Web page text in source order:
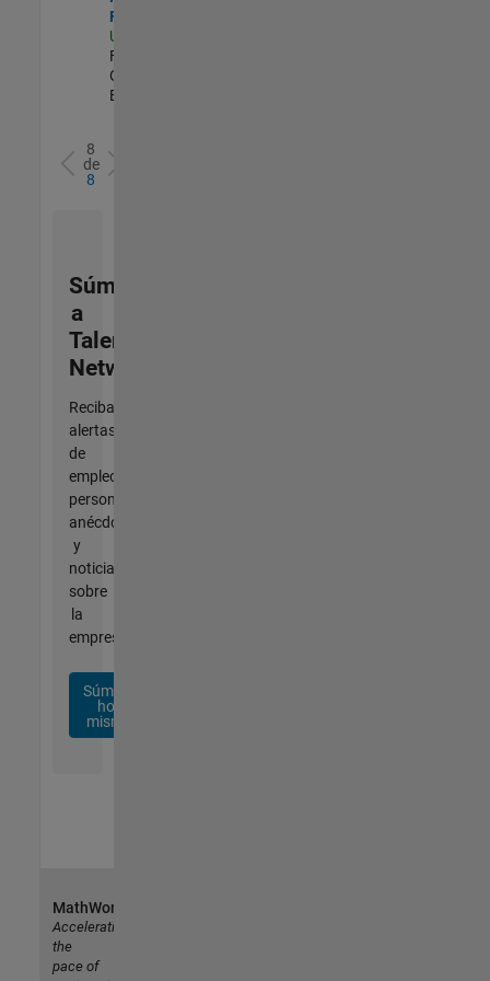
Forecasting
US-MA-Natick
Finance and
Operations |
Experimentado
8
de
8
Súmese
a
Talent
Network
Reciba
alertas
de
empleo
personalizadas,
anécdotas
y
noticias
sobre
la
empresa.
Súmese
hoy
mismo
MathWorks
Accelerating
the
pace of